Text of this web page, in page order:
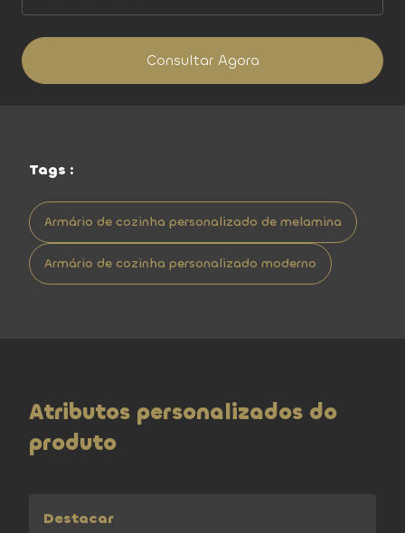
Consultar Agora
Tags :
Armário de cozinha personalizado de melamina
Armário de cozinha personalizado moderno
Atributos personalizados do
produto
Destacar